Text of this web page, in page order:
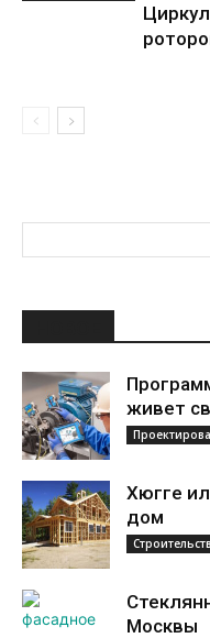
живет
Хюгге
дом
Москвы